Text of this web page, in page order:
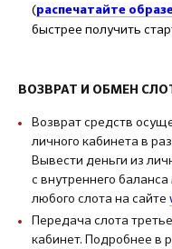
(распечатайте
быстрее получить
ВОЗВРАТ И ОБМЕН
Возврат средств
личного кабинета в
Вывести деньги из
с внутреннего
любого слота на сайте
Передача слота
кабинет. Подробнее в